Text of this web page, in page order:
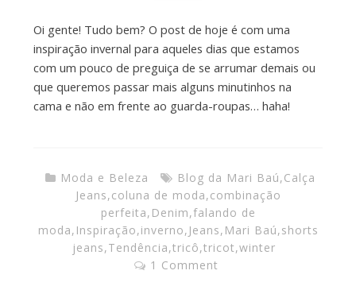
Oi gente! Tudo bem? O post de hoje é com uma
inspiração invernal para aqueles dias que estamos
com um pouco de preguiça de se arrumar demais ou
que queremos passar mais alguns minutinhos na
cama e não em frente ao guarda-roupas… haha!
Moda e Beleza Blog da Mari Baú,Calça
Jeans,coluna de moda,combinação
perfeita, Denim,falando de
moda, Inspiração,inverno, Jeans, Mari Baú,shorts
jeans,Tendência,tricô,tricot,winter
1 Comment